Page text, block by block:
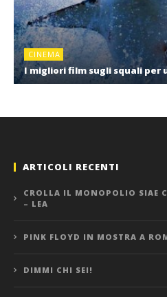
CINEMA
I migliori film sugli squali per
ARTICOLI RECENTI
CROLLA IL MONOPOLIO SIAE
– LEA
PINK FLOYD IN MOSTRA A
DIMMI CHI SEI!